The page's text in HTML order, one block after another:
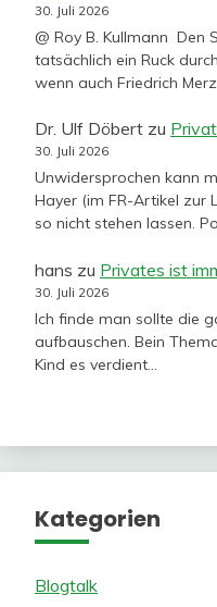
30. Juli 2026
@ Roy B. Kullmann Den
tatsächlich ein Ruck
wenn auch Friedrich
Dr. Ulf Döbert zu
30. Juli 2026
Unwidersprochen kann
Hayer (im FR-Artikel zur
so nicht stehen lassen.
hans zu Privates ist
30. Juli 2026
Ich finde man sollte die
aufbauschen. Bein
Kind es verdient…
Kategorien
Blogtalk